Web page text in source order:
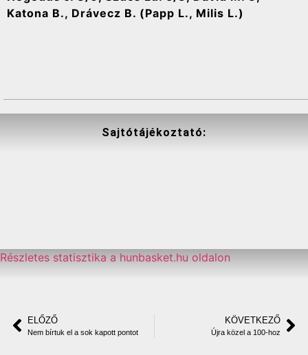
Katona B., Drávecz B. (Papp L., Milis L.)
Sajtótájékoztató:
Részletes statisztika a hunbasket.hu oldalon
ELŐZŐ
Nem bírtuk el a sok kapott pontot
KÖVETKEZŐ
Újra közel a 100-hoz